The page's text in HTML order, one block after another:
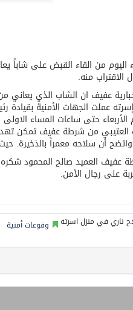
فيها مظاهر التعارف
من القاء القبض على شاباً
منه.
عفيف ان الشاب الذي يعاني
عملت الجهات الأمنية
حتى ساعات المساء
العتيبي من شرطة عفيف تمكن
أن سلاحه معمراً بالذخيرة.
العميد صالح المحمود شكره
على رجال الأمن.
وقوعات أمنية